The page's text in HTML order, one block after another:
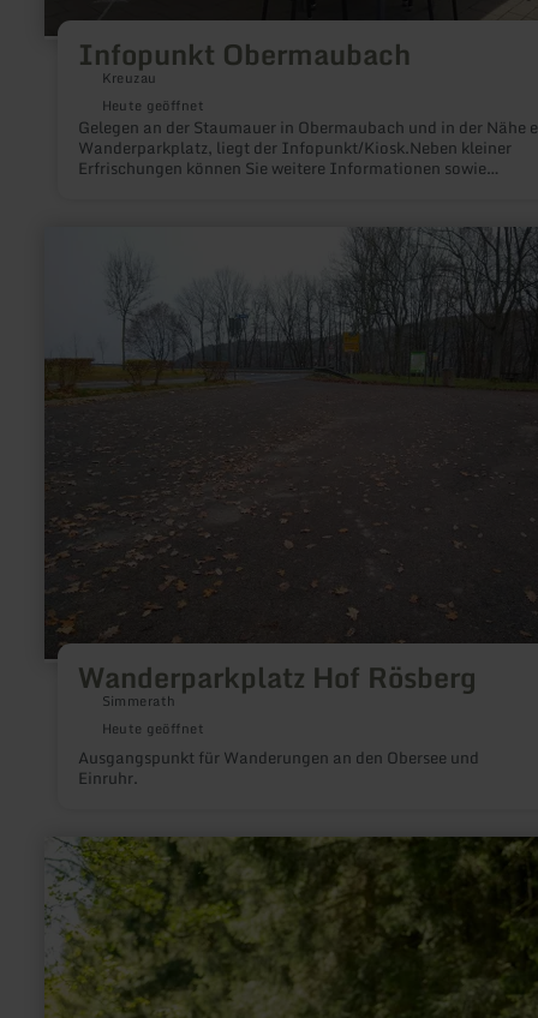
Infopunkt Obermaubach
Kreuzau
Heute geöffnet
Gelegen an der Staumauer in Obermaubach und in der Nähe
Wanderparkplatz, liegt der Infopunkt/Kiosk.Neben kleiner
Erfrischungen können Sie weitere Informationen sowie
Wanderparkplatz Hof Rösberg
Simmerath
Heute geöffnet
Ausgangspunkt für Wanderungen an den Obersee und
Einruhr.
Wanderparkplatz
mehr
erfahren
zu:
Wir
sind
die
Waldmusikanten